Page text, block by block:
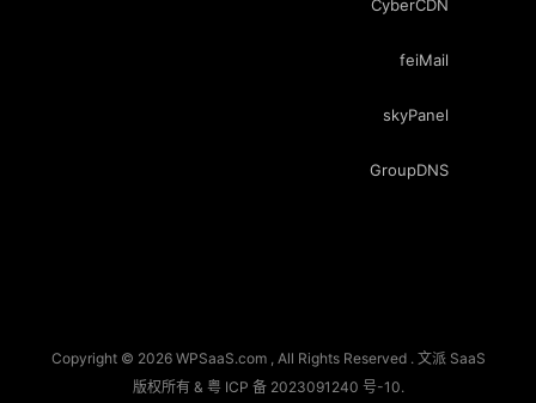
CyberCDN
feiMail
skyPanel
GroupDNS
Copyright © 2026 WPSaaS.com , All Rights Reserved . 文派 SaaS
版权所有 & 粤 ICP 备 2023091240 号-10.